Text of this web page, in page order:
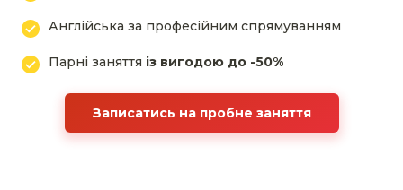
Англійська за професійним спрямуванням
Парні заняття із вигодою до -50%
Записатись на пробне заняття